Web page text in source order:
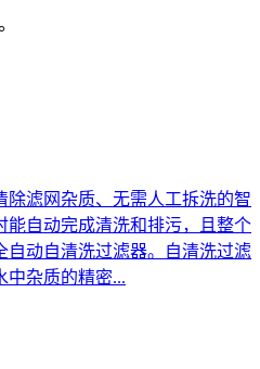
除滤网杂质、无需人工拆洗的智
能自动完成清洗和排污，且整个
自动自清洗过滤器。自清洗过滤
中杂质的精密...